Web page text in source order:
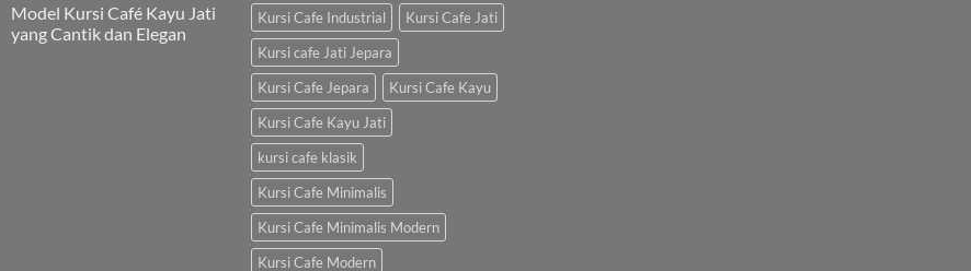
Model Kursi Café Kayu Jati
yang Cantik dan Elegan
Kursi Cafe Industrial
Kursi Cafe Jati
Kursi cafe Jati Jepara
Kursi Cafe Jepara
Kursi Cafe Kayu
Kursi Cafe Kayu Jati
kursi cafe klasik
Kursi Cafe Minimalis
Kursi Cafe Minimalis Modern
Kursi Cafe Modern